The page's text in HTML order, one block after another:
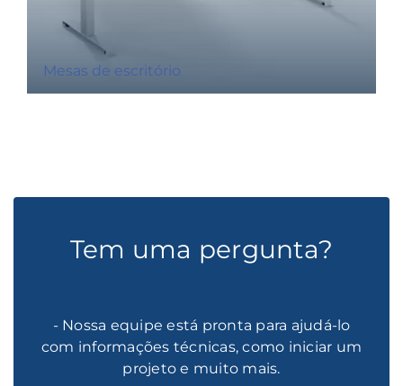
Mesas de escritório
Tem uma pergunta?
- Nossa equipe está pronta para ajudá-lo
com informações técnicas, como iniciar um
projeto e muito mais.